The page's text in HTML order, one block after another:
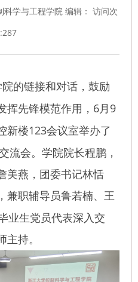
学与工程学院 编辑： 访问次
287
的链接和对话，鼓励
挥先锋模范作用， 6月 9
新楼123会议室举办了
流会。学院院长程鹏，
美燕，团委书记林恬
兼职辅导员鲁若楠、王
业生党员代表深入交
持。